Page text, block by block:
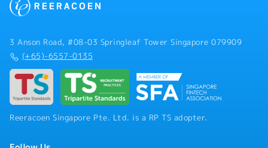
3 Anson Road, #08-03 Springleaf Tower Singapore 079909
(+65)-6557-0135
Reeracoen Singapore Pte. Ltd. is a RP TS adopter.